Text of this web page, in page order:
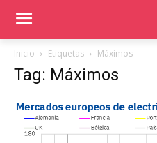
Inicio Etiquetas Máximos
Tag: Máximos